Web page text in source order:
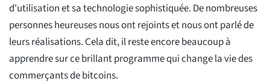
d'utilisation et sa technologie sophistiquée. De nombreuses
personnes heureuses nous ont rejoints et nous ont parlé de
leurs réalisations. Cela dit, il reste encore beaucoup à
apprendre sur ce brillant programme qui change la vie des
commerçants de bitcoins.